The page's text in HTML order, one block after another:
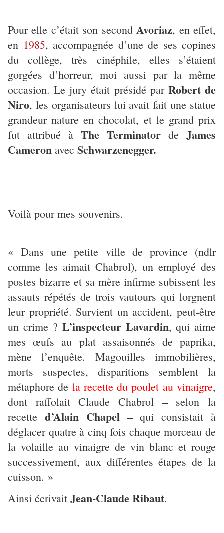
Pour elle c’était son secondAvoriaz, en effet,
en 1985, accompagnée d’une de ses copines
du collège, très cinéphile, elles s’étaient
gorgées d’horreur, moi aussi par la même
occasion. Le jury était présidé par Robert de
Niro, les organisateurs lui avait fait une statue
grandeur nature en chocolat, et le grand prix
fut attribué à The Terminator de James
Cameron avec Schwarzenegger.
Voilà pour mes souvenirs.
« Dans une petite ville de province (ndlr
comme les aimait Chabrol), un employé des
postes bizarre et sa mère infirme subissent les
assauts répétés de trois vautours qui lorgnent
leur propriété. Survient un accident, peut-être
un crime ? L’inspecteur Lavardin, qui aime
mes œufs au plat assaisonnés de paprika,
mène l’enquête. Magouilles immobilières,
morts suspectes, disparitions semblent la
métaphore de la recette du poulet au vinaigre,
dont raffolait Claude Chabrol – selon la
recette d’Alain Chapel – qui consistait à
déglacer quatre à cinq fois chaque morceau de
la volaille au vinaigre de vin blanc et rouge
successivement, aux différentes étapes de la
cuisson. »
Ainsi écrivait Jean-Claude Ribaut.